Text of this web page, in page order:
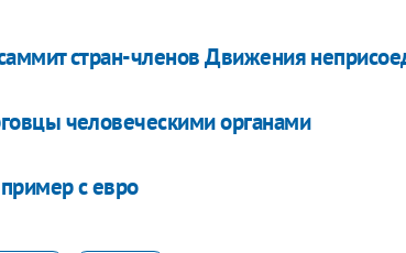
стран-членов Движения
человеческими органами
с евро